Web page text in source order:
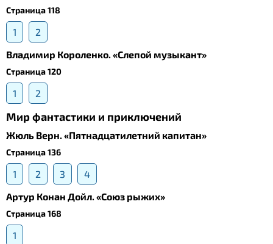
Страница 118
1
2
Владимир Короленко. «Слепой музыкант»
Страница 120
1 2
Мир фантастики и приключений
Жюль Верн. «Пятнадцатилетний капитан»
Страница 136
1 2 3
4
Артур Конан Дойл. «Союз рыжих»
Страница 168
1